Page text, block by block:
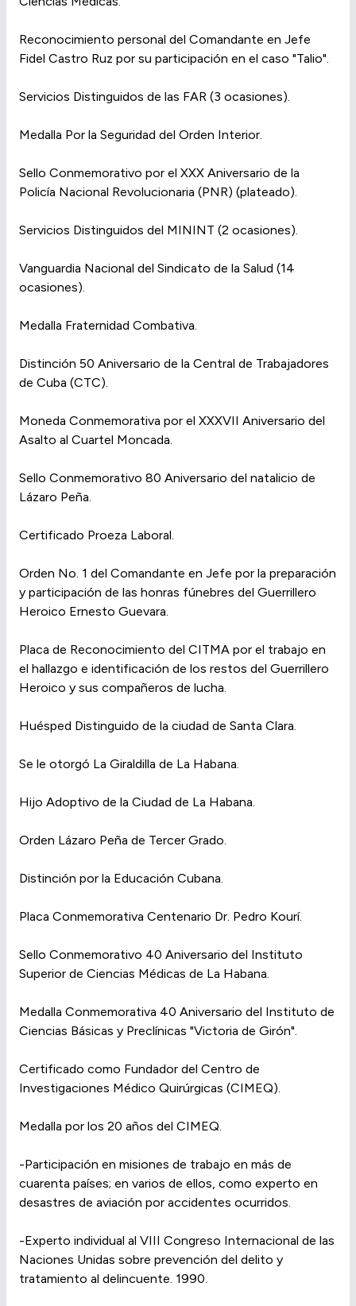
Reconocimiento personal del Comandante en Jefe
Fidel Castro Ruz por su participación en el caso "Talio".
Servicios Distinguidos de las FAR (3 ocasiones).
Medalla Por la Seguridad del Orden Interior.
Sello Conmemorativo por el XXX Aniversario de la
Policía Nacional Revolucionaria (PNR) (plateado).
Servicios Distinguidos del MININT (2 ocasiones).
Vanguardia Nacional del Sindicato de la Salud (14
ocasiones).
Medalla Fraternidad Combativa.
Distinción 50 Aniversario de la Central de Trabajadores
de Cuba (CTC).
Moneda Conmemorativa por el XXXVII Aniversario del
Asalto al Cuartel Moncada.
Sello Conmemorativo 80 Aniversario del natalicio de
Lázaro Peña.
Certificado Proeza Laboral.
Orden No. 1 del Comandante en Jefe por la preparación
y participación de las honras fúnebres del Guerrillero
Heroico Ernesto Guevara.
Placa de Reconocimiento del CITMA por el trabajo en
el hallazgo e identificación de los restos del Guerrillero
Heroico y sus compañeros de lucha.
Huésped Distinguido de la ciudad de Santa Clara.
Se le otorgó La Giraldilla de La Habana.
Hijo Adoptivo de la Ciudad de La Habana.
Orden Lázaro Peña de Tercer Grado.
Distinción por la Educación Cubana.
Placa Conmemorativa Centenario Dr. Pedro Kourí.
Sello Conmemorativo 40 Aniversario del Instituto
Superior de Ciencias Médicas de La Habana.
Medalla Conmemorativa 40 Aniversario del Instituto de
Ciencias Básicas y Preclínicas "Victoria de Girón".
Certificado como Fundador del Centro de
Investigaciones Médico Quirúrgicas (CIMEQ).
Medalla por los 20 años del CIMEQ.
-Participación en misiones de trabajo en más de
cuarenta países; en varios de ellos, como experto en
desastres de aviación por accidentes ocurridos.
-Experto individual al VIII Congreso Internacional de las
Naciones Unidas sobre prevención del delito y
tratamiento al delincuente. 1990.